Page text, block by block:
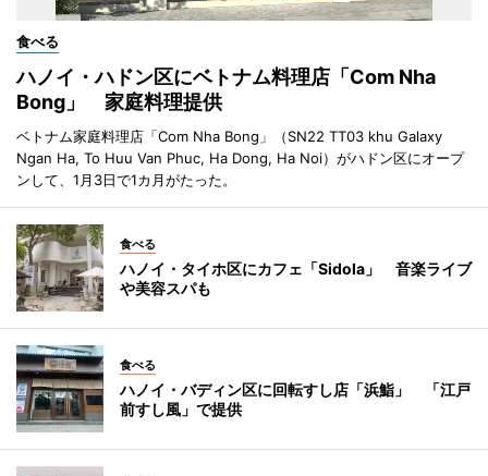
食べる
ハノイ・ハドン区にベトナム料理店「Com Nha
Bong」 家庭料理提供
ベトナム家庭料理店「Com Nha Bong」（SN22 TT03 khu Galaxy
Ngan Ha, To Huu Van Phuc, Ha Dong, Ha Noi）がハドン区にオープ
ンして、1月3日で1カ月がたった。
食べる
ハノイ・タイホ区にカフェ「Sidola」 音楽ライブ
や美容スパも
食べる
ハノイ・バディン区に回転すし店「浜鮨」 「江戸
前すし風」で提供